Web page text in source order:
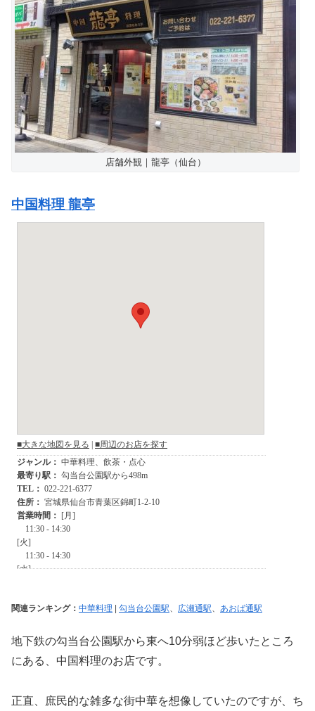
店舗外観｜龍亭（仙台）
中国料理 龍亭
関連ランキング： 中華料理 勾当台公園駅、 広瀬通駅、 あおば通駅
地下鉄の勾当台公園駅から東へ10分弱ほど歩いたところ
にある、中国料理のお店です。
正直、庶民的な雑多な街中華を想像していたのですが、ち